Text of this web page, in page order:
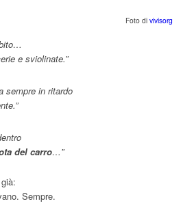
Foto divivisorg
e sviolinate.”
sempre in ritardo
del carro…”
Sempre.